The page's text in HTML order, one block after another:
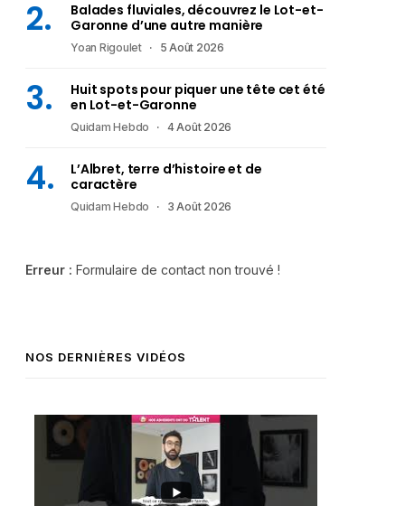
Balades fluviales, découvrez le Lot-et-
Garonne d’une autre manière
Yoan Rigoulet 5 Août 2026
Huit spots pour piquer une tête cet été
en Lot-et-Garonne
Quidam Hebdo 4 Août 2026
L’Albret, terre d’histoire et de
caractère
Quidam Hebdo 3 Août 2026
Erreur : Formulaire de contact non trouvé !
NOS DERNIÈRES VIDÉOS